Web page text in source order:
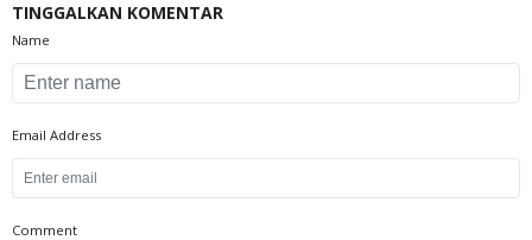
TINGGALKAN KOMENTAR
Name
Email Address
Comment